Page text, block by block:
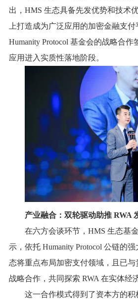
出，HMS 生态具备先发优势和技术
上打造成为广泛应用的加密金融支
Humanity Protocol 基金会的战略合
应用进入实质性落地阶段。
产业融合：双轮驱动助推 RWA
在六方会谈环节，HMS 生态基
示，依托 Humanity Protocol 公链的
态将重点布局加密支付领域，且已
战略合作，共同探索 RWA 在实体经
这一合作模式得到了资本方的积